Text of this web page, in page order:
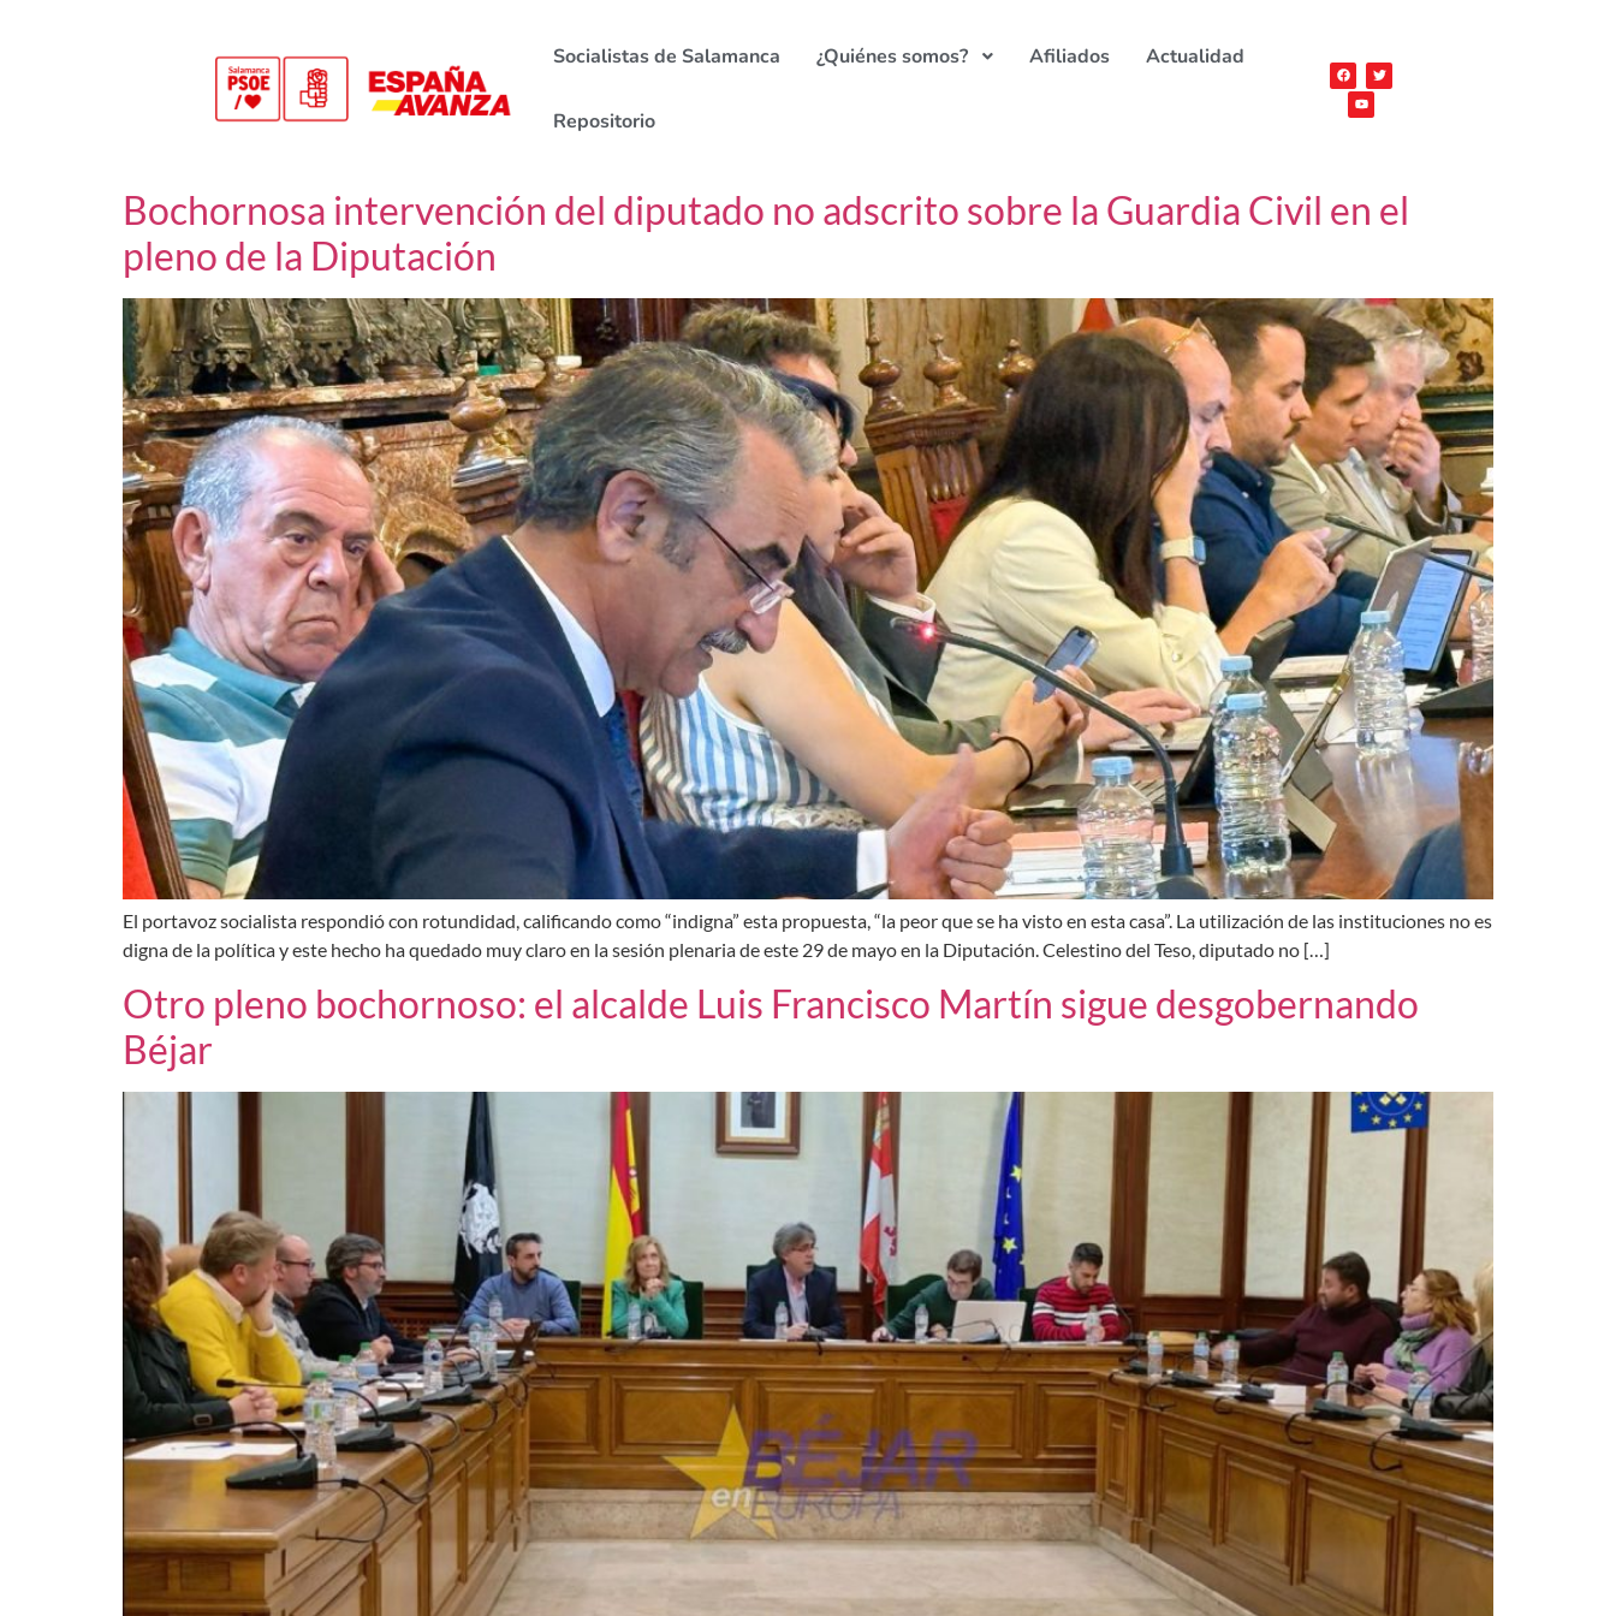
Socialistas de Salamanca ¿Quiénes somos? Afiliados Actualidad
Repositorio
Bochornosa intervención del diputado no adscrito sobre la Guardia Civil en el
pleno de la Diputación
El portavoz socialista respondió con rotundidad, calificando como “indigna” esta propuesta, “la peor que se ha visto en esta casa”. La utilización de las instituciones no es
digna de la política y este hecho ha quedado muy claro en la sesión plenaria de este 29 de mayo en la Diputación. Celestino del Teso, diputado no […]
Otro pleno bochornoso: el alcalde Luis Francisco Martín sigue desgobernando
Béjar